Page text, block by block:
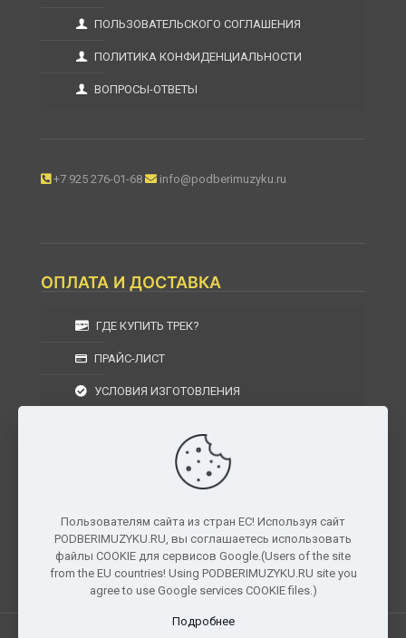
ПОЛЬЗОВАТЕЛЬСКОГО СОГЛАШЕНИЯ
ПОЛИТИКА КОНФИДЕНЦИАЛЬНОСТИ
ВОПРОСЫ-ОТВЕТЫ
+7 925 276-01-68 info@podberimuzyku.ru
ОПЛАТА И ДОСТАВКА
ГДЕ КУПИТЬ ТРЕК?
ПРАЙС-ЛИСТ
УСЛОВИЯ ИЗГОТОВЛЕНИЯ
УСЛОВИЯ ВОЗВРАТА
г. Москва, Московская область, Центральный
федеральный округ, РФ, Россия
Пользователям сайта из стран ЕС! Используя сайт
PODBERIMUZYKU.RU, вы соглашаетесь использовать
файлы COOKIE для сервисов Google.(Users of the site
from the EU countries! Using PODBERIMUZYKU.RU site you
agree to use Google services COOKIE files.)
Подробнее